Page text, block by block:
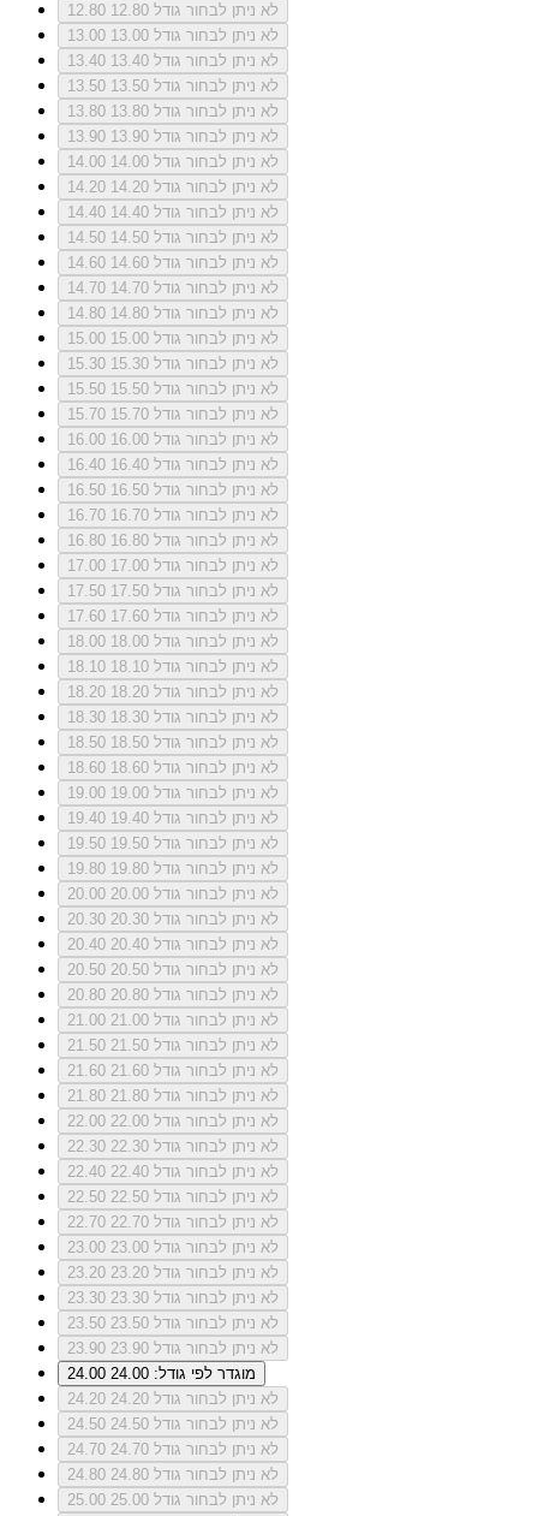
12.80
לא ניתן לבחור גודל 12.80
13.00
לא ניתן לבחור גודל 13.00
13.40
לא ניתן לבחור גודל 13.40
13.50
לא ניתן לבחור גודל 13.50
13.80
לא ניתן לבחור גודל 13.80
13.90
לא ניתן לבחור גודל 13.90
14.00
לא ניתן לבחור גודל 14.00
14.20
לא ניתן לבחור גודל 14.20
14.40
לא ניתן לבחור גודל 14.40
14.50
לא ניתן לבחור גודל 14.50
14.60
לא ניתן לבחור גודל 14.60
14.70
לא ניתן לבחור גודל 14.70
14.80
לא ניתן לבחור גודל 14.80
15.00
לא ניתן לבחור גודל 15.00
15.30
לא ניתן לבחור גודל 15.30
15.50
לא ניתן לבחור גודל 15.50
15.70
לא ניתן לבחור גודל 15.70
16.00
לא ניתן לבחור גודל 16.00
16.40
לא ניתן לבחור גודל 16.40
16.50
לא ניתן לבחור גודל 16.50
16.70
לא ניתן לבחור גודל 16.70
16.80
לא ניתן לבחור גודל 16.80
17.00
לא ניתן לבחור גודל 17.00
17.50
לא ניתן לבחור גודל 17.50
17.60
לא ניתן לבחור גודל 17.60
18.00
לא ניתן לבחור גודל 18.00
18.10
לא ניתן לבחור גודל 18.10
18.20
לא ניתן לבחור גודל 18.20
18.30
לא ניתן לבחור גודל 18.30
18.50
לא ניתן לבחור גודל 18.50
18.60
לא ניתן לבחור גודל 18.60
19.00
לא ניתן לבחור גודל 19.00
19.40
לא ניתן לבחור גודל 19.40
19.50
לא ניתן לבחור גודל 19.50
19.80
לא ניתן לבחור גודל 19.80
20.00
לא ניתן לבחור גודל 20.00
20.30
לא ניתן לבחור גודל 20.30
20.40
לא ניתן לבחור גודל 20.40
20.50
לא ניתן לבחור גודל 20.50
20.80
לא ניתן לבחור גודל 20.80
21.00
לא ניתן לבחור גודל 21.00
21.50
לא ניתן לבחור גודל 21.50
21.60
לא ניתן לבחור גודל 21.60
21.80
לא ניתן לבחור גודל 21.80
22.00
לא ניתן לבחור גודל 22.00
22.30
לא ניתן לבחור גודל 22.30
22.40
לא ניתן לבחור גודל 22.40
22.50
לא ניתן לבחור גודל 22.50
22.70
לא ניתן לבחור גודל 22.70
23.00
לא ניתן לבחור גודל 23.00
23.20
לא ניתן לבחור גודל 23.20
23.30
לא ניתן לבחור גודל 23.30
23.50
לא ניתן לבחור גודל 23.50
23.90
לא ניתן לבחור גודל 23.90
24.00
מוגדר לפי גודל: 24.00
24.20
לא ניתן לבחור גודל 24.20
24.50
לא ניתן לבחור גודל 24.50
24.70
לא ניתן לבחור גודל 24.70
24.80
לא ניתן לבחור גודל 24.80
25.00
לא ניתן לבחור גודל 25.00